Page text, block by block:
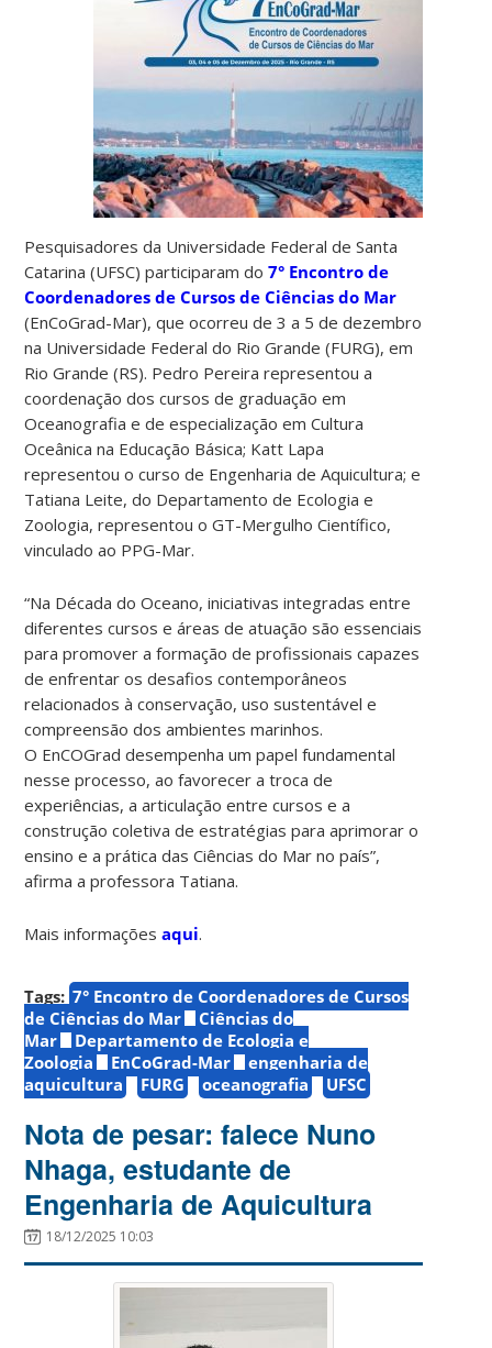
Pesquisadores da Universidade Federal de Santa
Catarina (UFSC) participaram do7° Encontro de
Coordenadores de Cursos de Ciências do Mar
(EnCoGrad-Mar), que ocorreu de 3 a 5 de dezembro
na Universidade Federal do Rio Grande (FURG), em
Rio Grande (RS). Pedro Pereira representou a
coordenação dos cursos de graduação em
Oceanografia e de especialização em Cultura
Oceânica na Educação Básica; Katt Lapa
representou o curso de Engenharia de Aquicultura; e
Tatiana Leite, do Departamento de Ecologia e
Zoologia, representou o GT-Mergulho Científico,
vinculado ao PPG-Mar.
“Na Década do Oceano, iniciativas integradas entre
diferentes cursos e áreas de atuação são essenciais
para promover a formação de profissionais capazes
de enfrentar os desafios contemporâneos
relacionados à conservação, uso sustentável e
compreensão dos ambientes marinhos.
O EnCOGrad desempenha um papel fundamental
nesse processo, ao favorecer a troca de
experiências, a articulação entre cursos e a
construção coletiva de estratégias para aprimorar o
ensino e a prática das Ciências do Mar no país”,
afirma a professora Tatiana.
Mais informaçõesaqui.
Tags: 7° Encontro de Coordenadores de Cursos
de Ciências do Mar
Ciências do
Mar
Departamento de Ecologia e
Zoologia
EnCoGrad-Mar
engenharia de
aquicultura
FURG oceanografia UFSC
Nota de pesar: falece Nuno
Nhaga, estudante de
Engenharia de Aquicultura
18/12/2025 10:03